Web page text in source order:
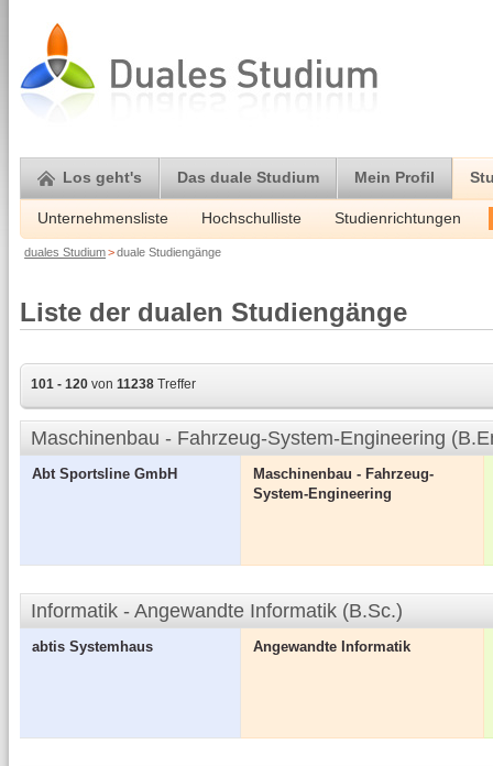
Los geht's Das duale Studium Mein Profil
Unternehmensliste Hochschulliste Studienrichtungen
duales Studium> duale Studiengänge
Liste der dualen Studiengänge
101 - 120 von 11238 Treffer
Maschinenbau - Fahrzeug-System-Engineering
Abt Sportsline GmbH
Maschinenbau - Fahrzeug-
System-Engineering
Informatik - Angewandte Informatik (B.Sc.)
abtis Systemhaus Angewandte Informatik